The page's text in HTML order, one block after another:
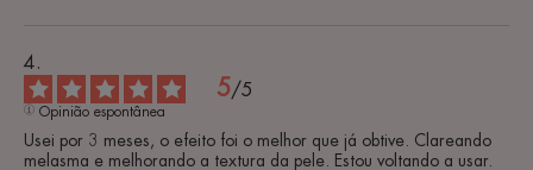
5/5
Opinião espontânea
Usei por 3 meses, o efeito foi o melhor que já obtive. Clareando
melasma e melhorando a textura da pele. Estou voltando a usar.